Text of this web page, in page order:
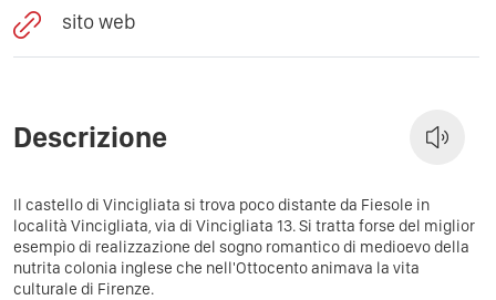
sito web
Descrizione
Il castello di Vincigliata si trova poco distante da Fiesole in
località Vincigliata, via di Vincigliata 13. Si tratta forse del miglior
esempio di realizzazione del sogno romantico di medioevo della
nutrita colonia inglese che nell'Ottocento animava la vita
culturale di Firenze.